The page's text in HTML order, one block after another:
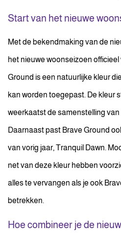
Start van het nieuwe
Met de bekendmaking van de
het nieuwe woonseizoen
Ground is een natuurlijke kleur
kan worden toegepast. De kleur
weerkaatst de samenstelling van
Daarnaast past Brave Ground
van vorig jaar, Tranquil Dawn.
net van deze kleur hebben
alles te vervangen als je ook
betrekken.
Hoe combineer je de